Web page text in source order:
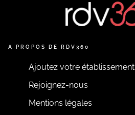
A PROPOS DE RDV360
Ajoutez votre établissement
Rejoignez-nous
Mentions légales